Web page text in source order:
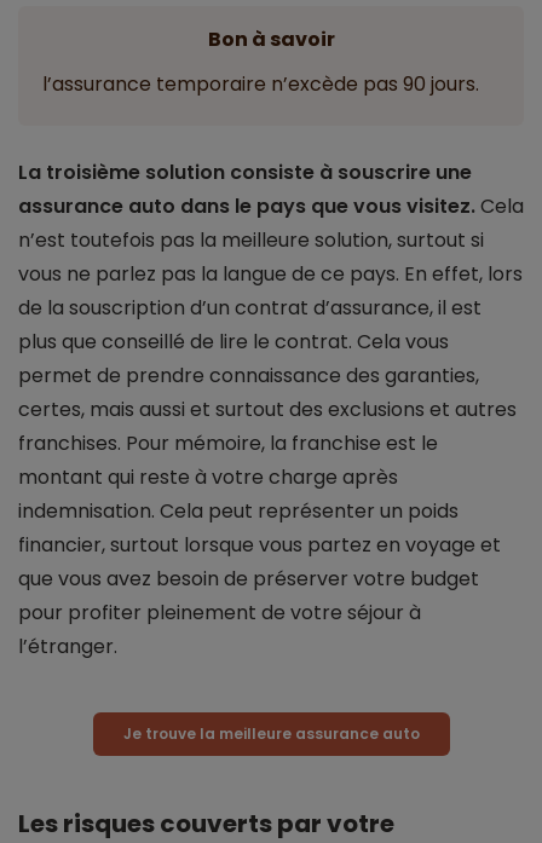
Bon à savoir
l’assurance temporaire n’excède pas 90 jours.
La troisième solution consiste à souscrire une
assurance auto dans le pays que vous visitez.Cela
n’est toutefois pas la meilleure solution, surtout si
vous ne parlez pas la langue de ce pays. En effet, lors
de la souscription d’un contrat d’assurance, il est
plus que conseillé de lire le contrat. Cela vous
permet de prendre connaissance des garanties,
certes, mais aussi et surtout des exclusions et autres
franchises. Pour mémoire, la franchise est le
montant qui reste à votre charge après
indemnisation. Cela peut représenter un poids
financier, surtout lorsque vous partez en voyage et
que vous avez besoin de préserver votre budget
pour profiter pleinement de votre séjour à
l’étranger.
Je trouve la meilleure assurance auto
Les risques couverts par votre